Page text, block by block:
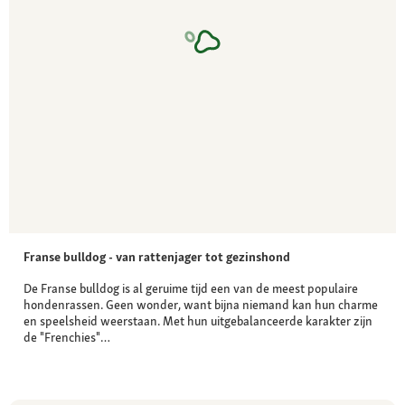
Franse bulldog - van rattenjager tot gezinshond
De Franse bulldog is al geruime tijd een van de meest populaire
hondenrassen. Geen wonder, want bijna niemand kan hun charme
en speelsheid weerstaan. Met hun uitgebalanceerde karakter zijn
de "Frenchies"…